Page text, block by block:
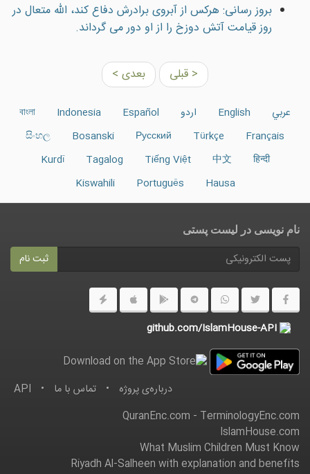
بروز رسانی: هرکس از آبروی برادرش دفاع کند، الله متعال در
روز قيامت آتش دوزخ را از او دور می گرداند.
< قبلی بعدی >
عربي English اردو Español
Indonesia
বাংলা
Français
Türkçe
Русский
Bosanski
සිංහල
हिन्दी
中文
Tiếng Việt
Tagalog
Kurdî
Hausa
Português
Kiswahili
نام نویسی در ليست پستى
ثبت نام
github.com/IslamHouse-API
درباره‌ى پروژه • تماس با ما •
API
QuranEnc.com - TerminologyEnc.com
IslamHouse.com
What Muslim Children Must Know
Riyadh Al-Salheen with explanation and benefits